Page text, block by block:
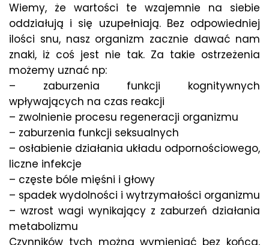
Wiemy, że wartości te wzajemnie na siebie
oddziałują i się uzupełniają. Bez odpowiedniej
ilości snu, nasz organizm zacznie dawać nam
znaki, iż coś jest nie tak. Za takie ostrzeżenia
możemy uznać np:
– zaburzenia funkcji kognitywnych
wpływających na czas reakcji
– zwolnienie procesu regeneracji organizmu
– zaburzenia funkcji seksualnych
– osłabienie działania układu odpornościowego,
liczne infekcje
– częste bóle mięśni i głowy
– spadek wydolności i wytrzymałości organizmu
– wzrost wagi wynikający z zaburzeń działania
metabolizmu